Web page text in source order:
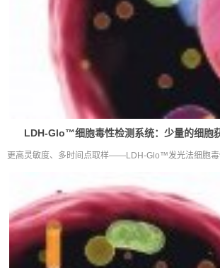
LDH-Glo™细胞毒性检测系统：少量的细胞
更高灵敏度、多时间点取样——LDH-Glo™发光法细胞毒